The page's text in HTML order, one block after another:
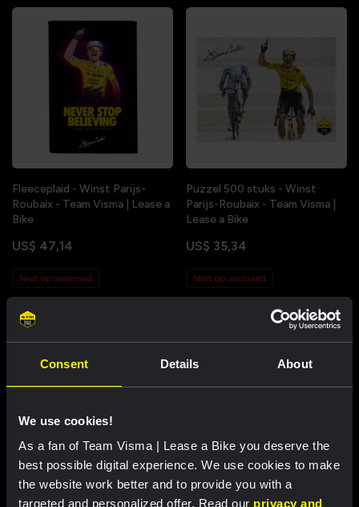
Consent Details About
We use cookies!
As a fan of Team Visma | Lease a Bike you deserve the
best possible digital experience. We use cookies to make
the website work better and to provide you with a
targeted and personalized offer. Read our privacy and
Fleeceplaid - Winst Parijs-
Roubaix - Team Visma | Lease a
Bike
US$ 47,14
Niet op voorraad
Puzzel 500 stuks - Winst
Parijs-Roubaix - Team Visma |
Lease a Bike
US$ 35,34
Niet op voorraad
Sleutelhanger wielershirt 2026